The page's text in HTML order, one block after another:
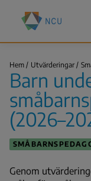
huvudinnehåll
Nationella
centret
för
(NCU)
Länkstig
Hem Utvärderingar
Barn
Genom